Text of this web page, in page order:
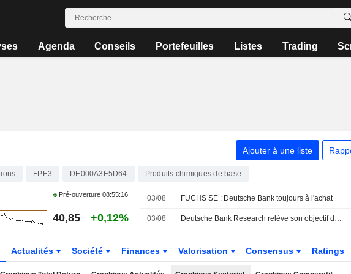
Agenda Conseils Portefeuilles Listes Trading
Ajouter à une liste
FPE3 DE000A3E5D64 Produits chimiques de base
Pré-ouverture 08:55:16
40,85 +0,12%
03/08 FUCHS SE : Deutsche Bank toujours à l'achat
03/08 Deutsche Bank Research relève son objectif de cours pour Fuchs SE à 54 euros - " Acheter »
Actualités Société Finances Valorisation Consensus Ratings